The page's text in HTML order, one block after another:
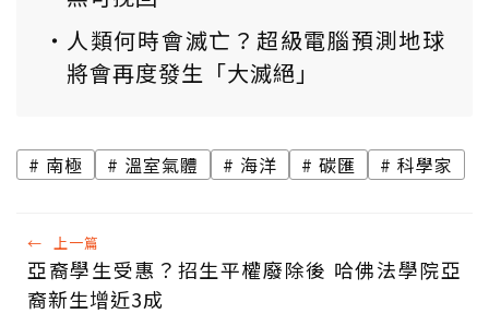
人類何時會滅亡？超級電腦預測地球
將會再度發生「大滅絕」
南極 溫室氣體 海洋 碳匯 科學家
← 上一篇
亞裔學生受惠？招生平權廢除後 哈佛法學院亞
裔新生增近3成